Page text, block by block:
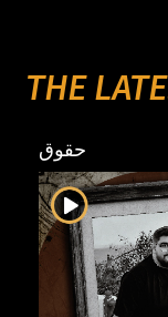
THE
حقوق